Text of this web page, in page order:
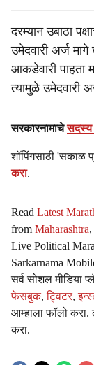
दरम्यान उबाठा
उमेदवारी अर्ज
आकडेवारी पाहता
त्यामुळे उमेदवारी
सरकारनामाचेसदस्य
शॉपिंगसाठी 'सकाळ
करा.
Read Latest
from Maharashtra,
Live Political
Sarkarnama
सर्व सोशल मीडिया
फेसबुक,ट्विटर,
आम्हाला फॉलो
करा.